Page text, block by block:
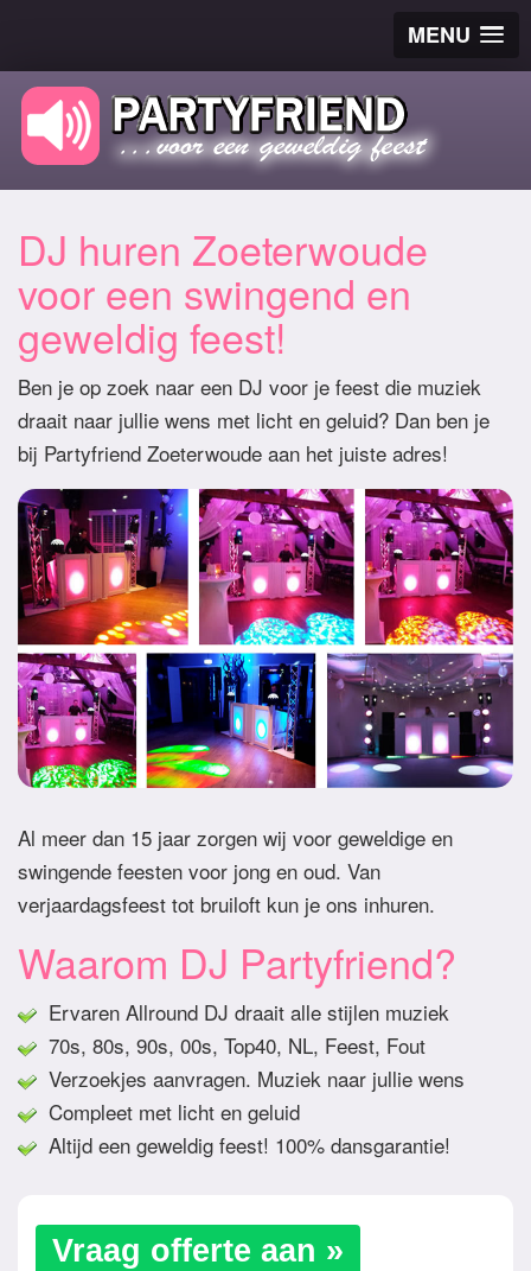
MENU
DJ huren Zoeterwoude
voor een swingend en
geweldig feest!
Ben je op zoek naar een DJ voor je feest die muziek
draait naar jullie wens met licht en geluid? Dan ben je
bij Partyfriend Zoeterwoude aan het juiste adres!
Al meer dan 15 jaar zorgen wij voor geweldige en
swingende feesten voor jong en oud. Van
verjaardagsfeest tot bruiloft kun je ons inhuren.
Waarom DJ Partyfriend?
Ervaren Allround DJ draait alle stijlen muziek
70s, 80s, 90s, 00s, Top40, NL, Feest, Fout
Verzoekjes aanvragen. Muziek naar jullie wens
Compleet met licht en geluid
Altijd een geweldig feest! 100% dansgarantie!
Vraag offerte aan »